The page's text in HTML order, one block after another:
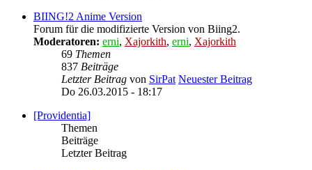
BIING!2 Anime Version
Forum für die modifizierte Version von Biing2.
Moderatoren: erni, Xajorkith, erni, Xajorkith
69 Themen
837 Beiträge
Letzter Beitrag von SirPat Neuester Beitrag
Do 26.03.2015 - 18:17
[Providentia]
Themen
Beiträge
Letzter Beitrag